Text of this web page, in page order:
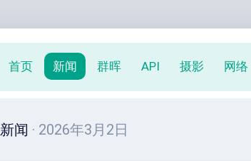
首页 新闻 群晖 API 摄影 网络
新闻 · 2026年3月2日